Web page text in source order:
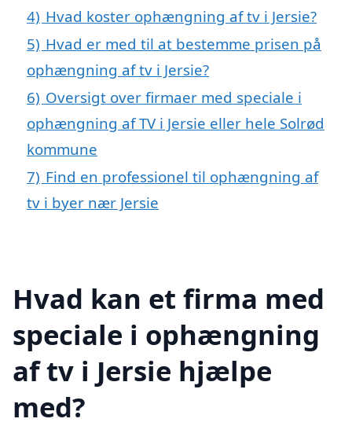
4) Hvad koster ophængning af tv i Jersie?
5) Hvad er med til at bestemme prisen på
ophængning af tv i Jersie?
6) Oversigt over firmaer med speciale i
ophængning af TV i Jersie eller hele Solrød
kommune
7) Find en professionel til ophængning af
tv i byer nær Jersie
Hvad kan et firma med
speciale i ophængning
af tv i Jersie hjælpe
med?